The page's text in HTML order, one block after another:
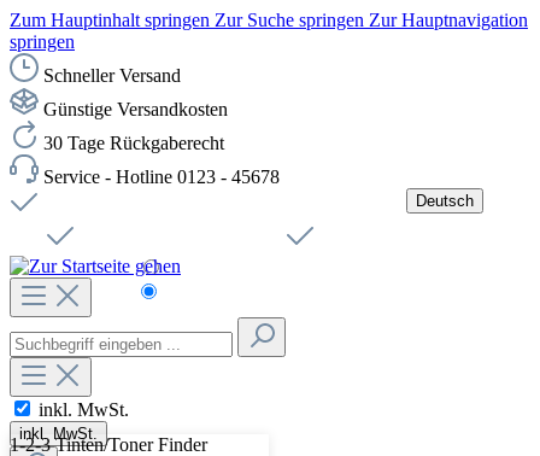
Zum Hauptinhalt springen Zur Suche springen Zur Hauptnavigation
springen
Schneller Versand
Günstige Versandkosten
30 Tage Rückgaberecht
Service - Hotline 0123 - 45678
Deutsch
Čeština
inkl. MwSt.
inkl. MwSt.
1-2-3 Tinten/Toner Finder